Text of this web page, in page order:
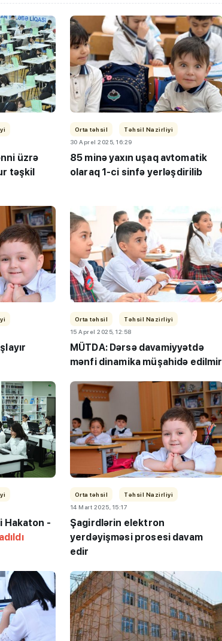
üzrə
təşkil
Orta təhsil
Təhsil Nazirliyi
30 Aprel 2025, 16:29
85 minə yaxın uşaq avtomatik
olaraq 1-ci sinfə yerləşdirilib
Orta təhsil
Təhsil Nazirliyi
15 Aprel 2025, 12:58
MÜTDA: Dərsə davamiyyətdə
mənfi dinamika müşahidə edilmir
Hakaton -
Orta təhsil
Təhsil Nazirliyi
14 Mart 2025, 15:17
Şagirdlərin elektron
yerdəyişməsi prosesi davam
edir